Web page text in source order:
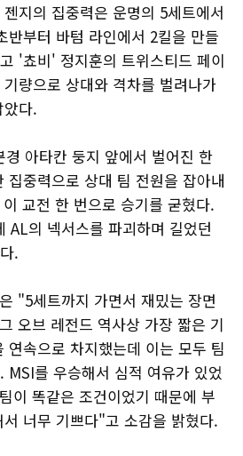
지의 집중력은 운명의 5세트에서
반부터 바텀 라인에서 2킬을 만들
'쵸비' 정지훈의 트위스티드 페이
량으로 상대와 격차를 벌려나가
다.
아타칸 둥지 앞에서 벌어진 한
집중력으로 상대 팀 전원을 잡아내
교전 한 번으로 승기를 굳혔다.
AL의 넥서스를 파괴하며 길었던
.
"5세트까지 가면서 재밌는 장면
오브 레전드 역사상 가장 짧은 기
연속으로 차지했는데 이는 모두 팀
MSI를 우승해서 심적 여유가 있었
이 똑같은 조건이었기 때문에 부
너무 기쁘다"고 소감을 밝혔다.